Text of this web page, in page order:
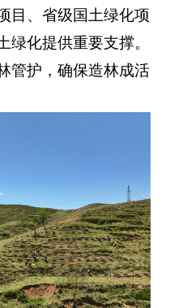
目、省级国土绿化项
绿化提供重要支撑。
管护，确保造林成活